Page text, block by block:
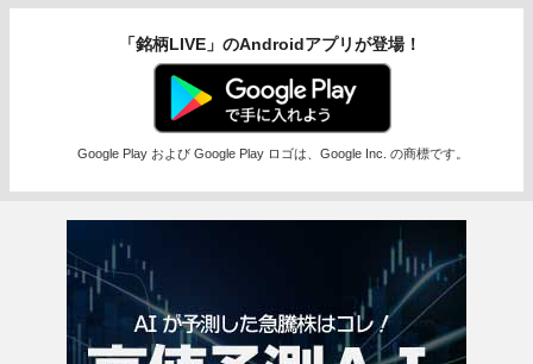
「銘柄LIVE」のAndroidアプリが登場！
Google Play および Google Play ロゴは、Google Inc. の商標です。